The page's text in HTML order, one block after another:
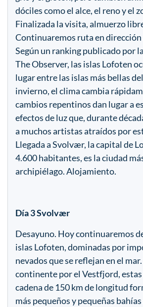
dóciles como el alce, el reno y el
Finalizada la visita, almuerzo
Continuaremos ruta en dirección
Según un ranking publicado por
The Observer, las islas Lofoten
lugar entre las islas más bellas
invierno, el clima cambia
cambios repentinos dan lugar a
efectos de luz que, durante
a muchos artistas atraídos por
Llegada a Svolvær, la capital de
4.600 habitantes, es la ciudad
archipiélago. Alojamiento.
Día 3 Svolvær
Desayuno. Hoy continuaremos
islas Lofoten, dominadas por
nevados que se reflejan en el
continente por el Vestfjord,
cadena de 150 km de longitud
más pequeños y pequeñas